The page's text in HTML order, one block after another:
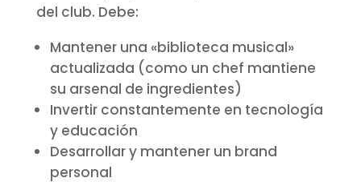
del club. Debe:
Mantener una «biblioteca musical»
actualizada (como un chef mantiene
su arsenal de ingredientes)
Invertir constantemente en tecnología
y educación
Desarrollar y mantener un brand
personal